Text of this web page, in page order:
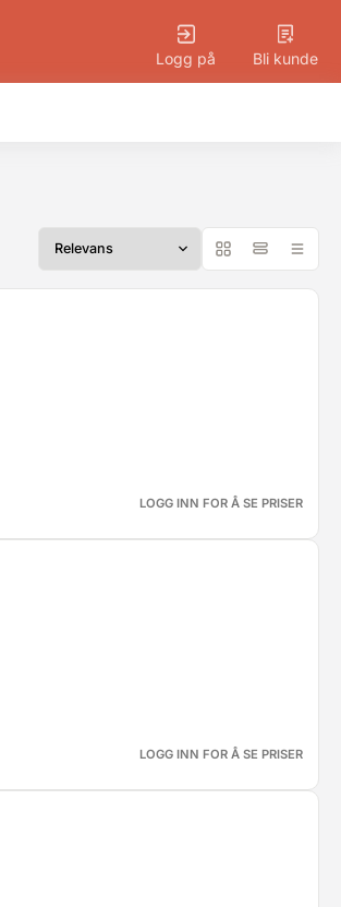
Logg på Bli kunde
LOGG INN FOR Å SE PRISER
LOGG INN FOR Å SE PRISER